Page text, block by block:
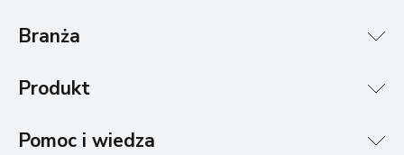
Branża
Produkt
Pomoc i wiedza